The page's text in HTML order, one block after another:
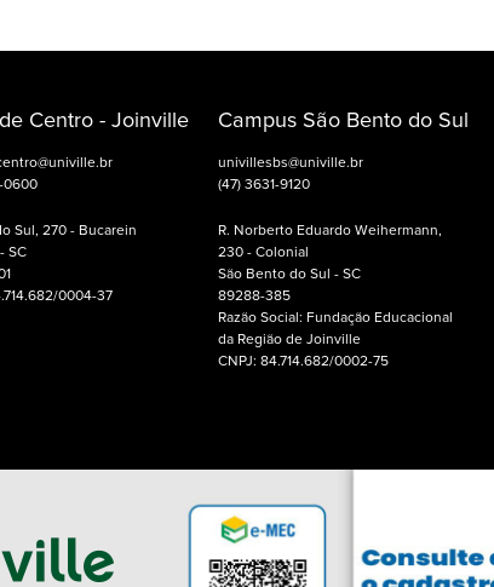
Centro - Joinville
0600
Sul, 270 - Bucarein
SC
0004-37
Campus São Bento do Sul
univillesbs@univille.br
(47) 3631-9120
R. Norberto Eduardo Weihermann,
230 - Colonial
São Bento do Sul - SC
89288-385
Razão Social: Fundação Educacional
da Região de Joinville
CNPJ: 84.714.682/0002-75